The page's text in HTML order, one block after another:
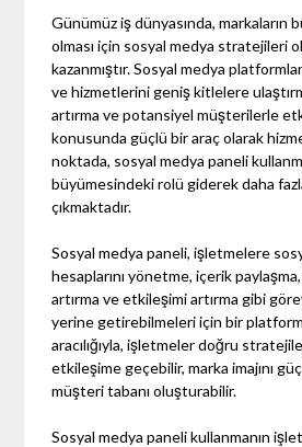
Günümüz iş dünyasında, markaların
olması için sosyal medya stratejileri
kazanmıştır. Sosyal medya
ve hizmetlerini geniş kitlelere
artırma ve potansiyel müşterilerle
konusunda güçlü bir araç olarak
noktada, sosyal medya paneli
büyümesindeki rolü giderek daha
çıkmaktadır.
Sosyal medya paneli, işletmelere
hesaplarını yönetme, içerik paylaşma,
artırma ve etkileşimi artırma gibi
yerine getirebilmeleri için bir
aracılığıyla, işletmeler doğru
etkileşime geçebilir, marka imajını
müşteri tabanı oluşturabilir.
Sosyal medya paneli kullanmanın